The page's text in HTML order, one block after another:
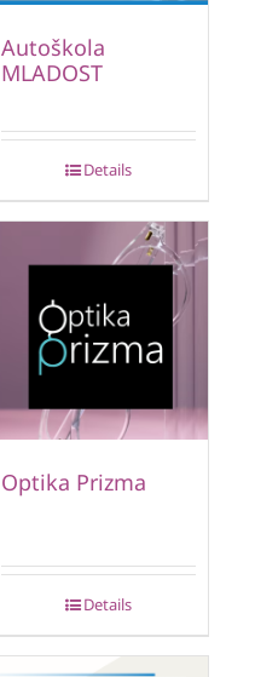
Autoškola
MLADOST
Details
Optika Prizma
Details